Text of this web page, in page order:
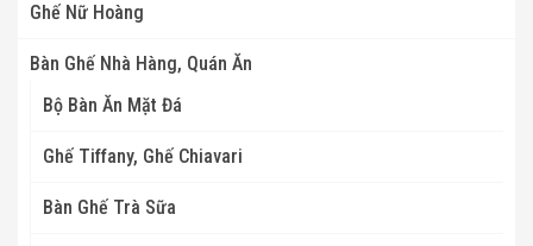
Ghế Nữ Hoàng
Bàn Ghế Nhà Hàng, Quán Ăn
Bộ Bàn Ăn Mặt Đá
Ghế Tiffany, Ghế Chiavari
Bàn Ghế Trà Sữa